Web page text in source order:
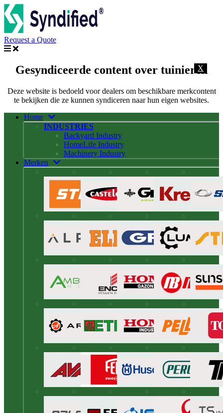
Request a Quote
X
Gesyndiceerde content over tuinieren
Deze website is bedoeld voor dealers om beschikbare merkcontent
te bekijken die ze kunnen syndiceren naar hun eigen websites.
Home
INDUSTRIES
Backyard Industry
HomeLife Industry
Machinery Industry
Merken